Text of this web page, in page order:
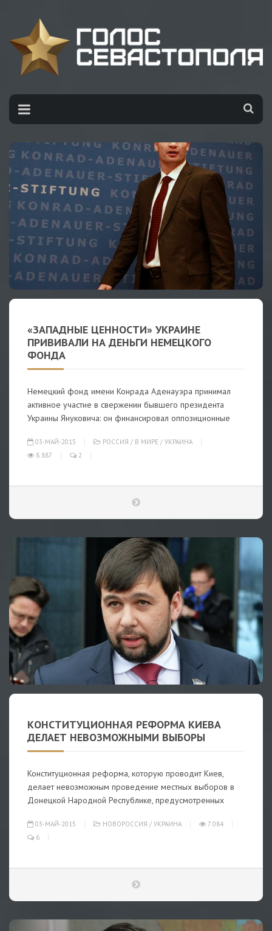
«ЗАПАДНЫЕ ЦЕННОСТИ» УКРАИНЕ
ПРИВИВАЛИ НА ДЕНЬГИ НЕМЕЦКОГО
ФОНДА
Немецкий фонд имени Конрада Аденауэра принимал
активное участие в свержении бывшего президента
Украины Януковича: он финансировал оппозиционные
03-МАЙ-2015 РОССИЯ / В МИРЕ / УКРАИНА
8 887
2
КОНСТИТУЦИОННАЯ РЕФОРМА КИЕВА
ДЕЛАЕТ НЕВОЗМОЖНЫМИ ВЫБОРЫ
Конституционная реформа, которую проводит Киев,
делает невозможным проведение местных выборов в
Донецкой Народной Республике, предусмотренных
03-МАЙ-2015 НОВОРОССИЯ / УКРАИНА
7 084
6